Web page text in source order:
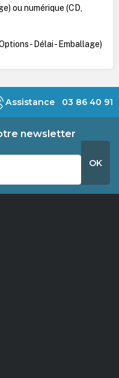
ou numérique (CD,
- Délai - Emballage)
Assistance 03 86 40 91
newsletter
OK